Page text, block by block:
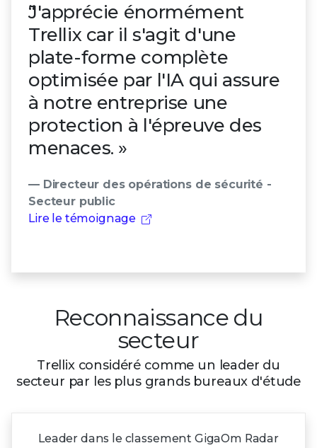
J'apprécie énormément
Trellix car il s'agit d'une
plate-forme complète
optimisée par l'IA qui assure
à notre entreprise une
protection à l'épreuve des
menaces. »
— Directeur des opérations de sécurité -
Secteur public
Lire le témoignage
Reconnaissance du
secteur
Trellix considéré comme un leader du
secteur par les plus grands bureaux d'étude
Leader dans le classement GigaOm Radar